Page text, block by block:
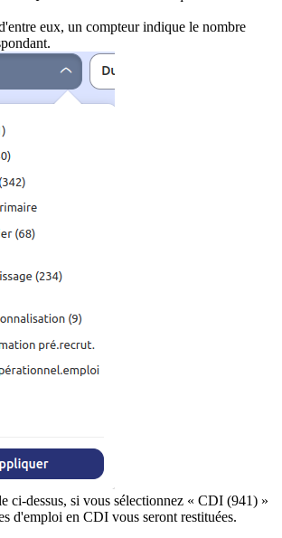
eux, un compteur indique le nombre
ci-dessus, si vous sélectionnez « CDI (941) »
d'emploi en CDI vous seront restituées.